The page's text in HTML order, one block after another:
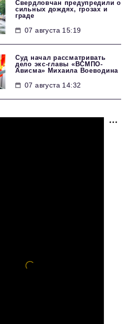
Свердловчан предупредили о
сильных дождях, грозах и
граде
07 августа 15:19
Суд начал рассматривать
дело экс-главы «ВСМПО-
Ависма» Михаила Воеводина
07 августа 14:32